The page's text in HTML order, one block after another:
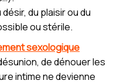
du plaisir ou du
ou stérile.
sexologique
de dénouer les
intime ne devienne